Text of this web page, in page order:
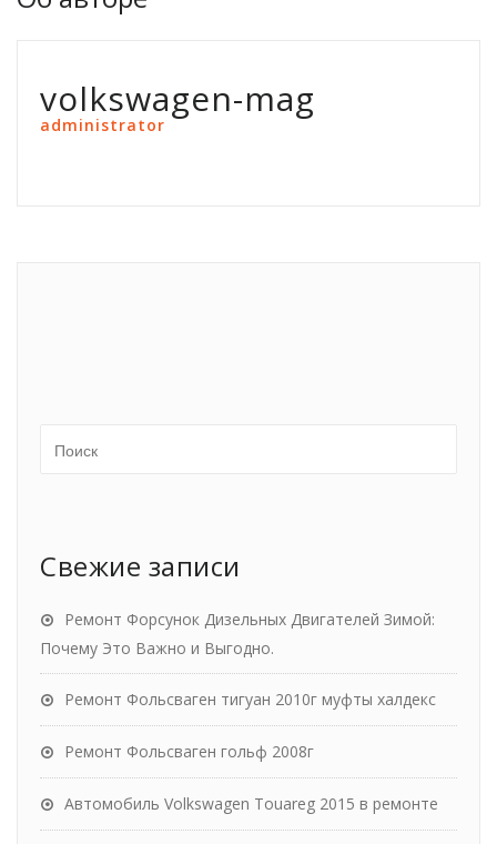
volkswagen-mag
administrator
Свежие записи
Ремонт Форсунок Дизельных Двигателей Зимой:
Почему Это Важно и Выгодно.
Ремонт Фольсваген тигуан 2010г муфты халдекс
Ремонт Фольсваген гольф 2008г
Автомобиль Volkswagen Touareg 2015 в ремонте